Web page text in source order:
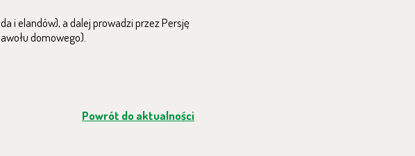
i elandów), a dalej prowadzi przez Persję
domowego).
Powrót do aktualności